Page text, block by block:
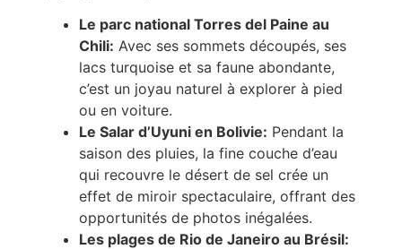
Le parc national Torres del Paine au
Chili: Avec ses sommets découpés, ses
lacs turquoise et sa faune abondante,
c’est un joyau naturel à explorer à pied
ou en voiture.
Le Salar d’Uyuni en Bolivie: Pendant la
saison des pluies, la fine couche d’eau
qui recouvre le désert de sel crée un
effet de miroir spectaculaire, offrant des
opportunités de photos inégalées.
Les plages de Rio de Janeiro au Brésil: